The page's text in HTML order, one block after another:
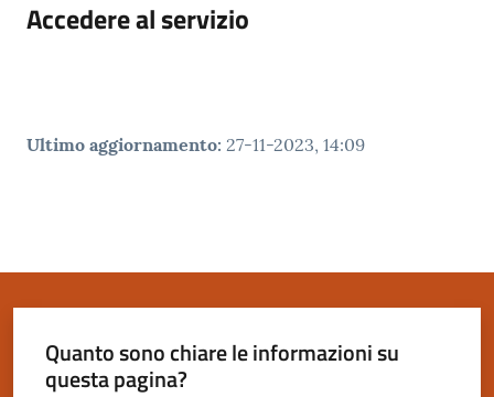
Accedere al servizio
Ultimo aggiornamento: 27-11-2023, 14:09
Quanto sono chiare le informazioni su
questa pagina?